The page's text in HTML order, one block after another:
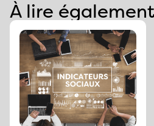
À lire également